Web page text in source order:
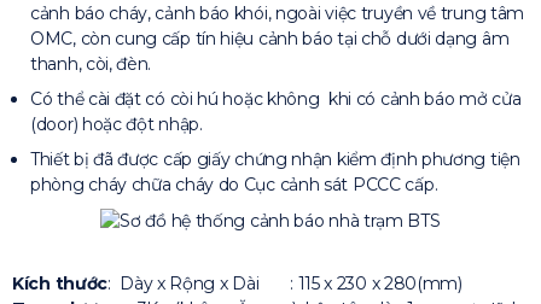
cảnh báo cháy, cảnh báo khói, ngoài việc truyền về trung tâm
OMC, còn cung cấp tín hiệu cảnh báo tại chỗ dưới dạng âm
thanh, còi, đèn.
Có thể cài đặt có còi hú hoặc không khi có cảnh báo mở cửa
(door) hoặc đột nhập.
Thiết bị đã được cấp giấy chứng nhận kiểm định phương tiện
phòng cháy chữa cháy do Cục cảnh sát PCCC cấp.
Kích thước: Dày x Rộng x Dài : 115 x 230 x 280(mm)